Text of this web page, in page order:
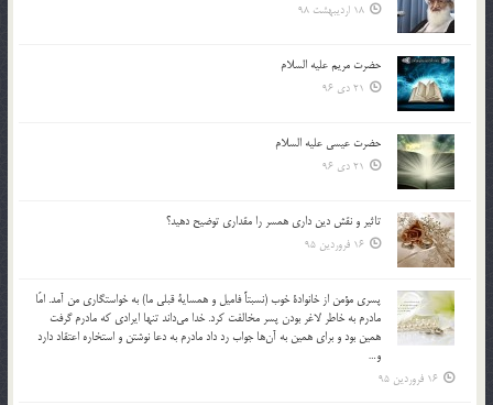
18 اردیبهشت 98
حضرت مریم علیه السلام
21 دی 96
حضرت عیسی علیه السلام
21 دی 96
تاثير و نقش دين داري همسر را مقداري توضيح دهيد؟
16 فروردین 95
پسري مؤمن از خانوادة خوب (نسبتاً فاميل و همساية قبلي ما) به خواستگاري من آمد. امّا
مادرم به خاطر لاغر بودن پسر مخالفت كرد. خدا مي‌داند تنها ايرادي كه مادرم گرفت
همين بود و براي همين به آن‌ها جواب رد داد مادرم به دعا نوشتن و استخاره اعتقاد دارد
و…
16 فروردین 95